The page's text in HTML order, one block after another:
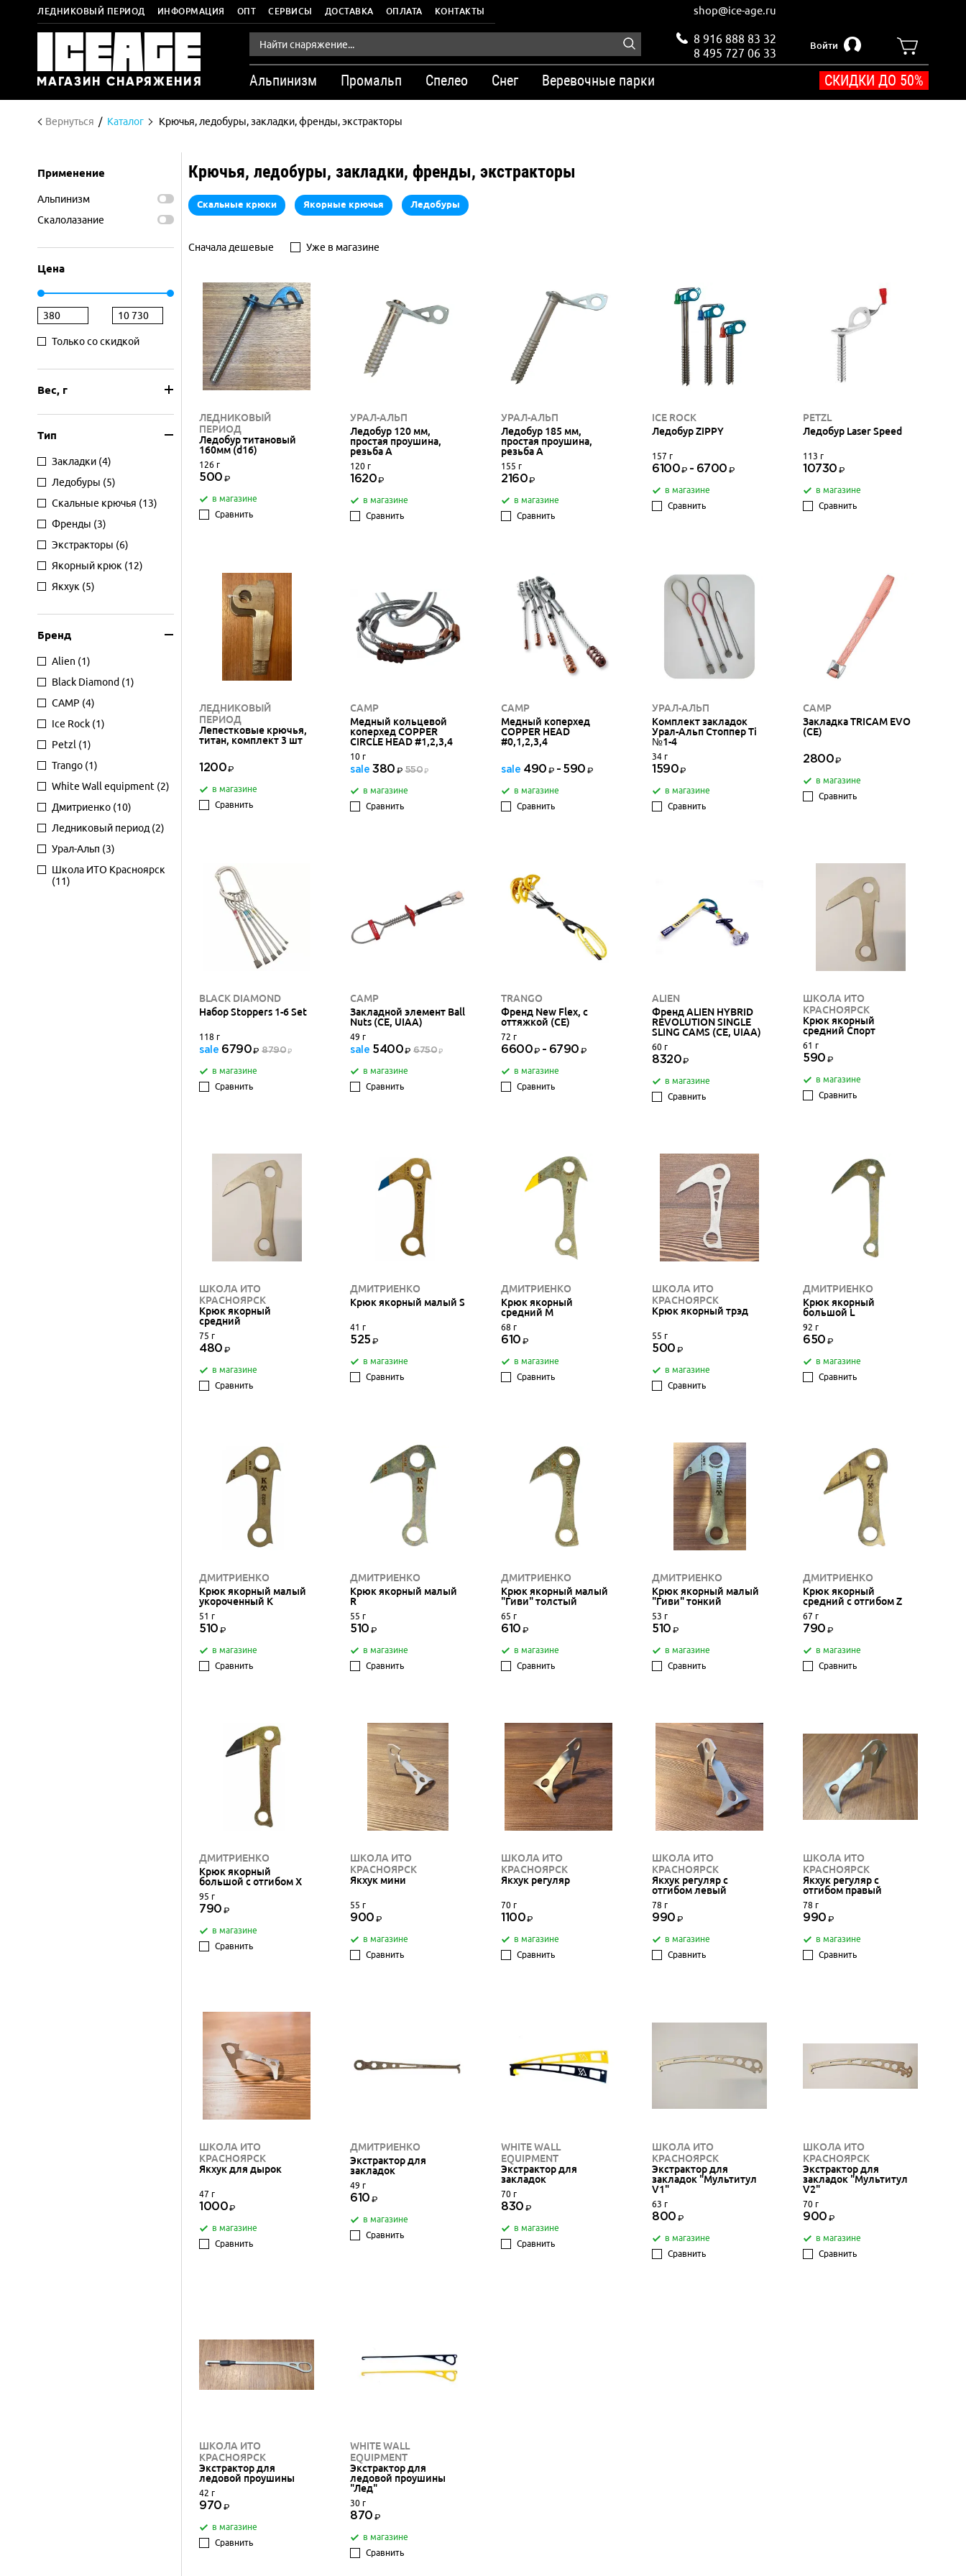
ЛЕДНИКОВЫЙ ПЕРИОД ИНФОРМАЦИЯ ОПТ СЕРВИСЫ ДОСТАВКА ОПЛАТА КОНТАКТЫ shop@ice-age.ru
8 916 888 83 32
8 495 727 06 33
Войти
Альпинизм Промальп Спелео Снег Веревочные парки СКИДКИ ДО 50%
Вернуться Каталог Крючья, ледобуры, закладки, френды, экстракторы
Крючья, ледобуры, закладки, френды, экстракторы
Скальные крюки Якорные крючья Ледобуры
Сначала дешевые Уже в магазине
ЛЕДНИКОВЫЙ
ПЕРИОД
Ледобур титановый
160мм (d16)
126 г
500
в магазине
Сравнить
УРАЛ-АЛЬП
Ледобур 120 мм,
простая проушина,
резьба А
120 г
1620
в магазине
Сравнить
УРАЛ-АЛЬП
Ледобур 185 мм,
простая проушина,
резьба А
155 г
2160
в магазине
Сравнить
ICE ROCK
Ледобур ZIPPY
157 г
6100 - 6700
в магазине
Сравнить
PETZL
Ледобур Laser Speed
113 г
10730
в магазине
Сравнить
ЛЕДНИКОВЫЙ
ПЕРИОД
Лепестковые крючья,
титан, комплект 3 шт
1200
в магазине
Сравнить
CAMP
Медный кольцевой
коперхед COPPER
CIRCLE HEAD #1,2,3,4
10 г
sale 380 550
в магазине
Сравнить
CAMP
Медный коперхед
COPPER HEAD
#0,1,2,3,4
sale 490 - 590
в магазине
Сравнить
УРАЛ-АЛЬП
Комплект закладок
Урал-Альп Стоппер Ti
№1-4
34 г
1590
в магазине
Сравнить
CAMP
Закладка TRICAM EVO
(СЕ)
2800
в магазине
Сравнить
BLACK DIAMOND
Набор Stoppers 1-6 Set
118 г
sale 6790 8790
в магазине
Сравнить
CAMP
Закладной элемент Ball
Nuts (CE, UIAA)
49 г
sale 5400 6750
в магазине
Сравнить
TRANGO
Френд New Flex, с
оттяжкой (CE)
72 г
6600 - 6790
в магазине
Сравнить
ALIEN
Френд ALIEN HYBRID
REVOLUTION SINGLE
SLING CAMS (CE, UIAA)
60 г
8320
в магазине
Сравнить
ШКОЛА ИТО
КРАСНОЯРСК
Крюк якорный
средний Спорт
61 г
590
в магазине
Сравнить
ШКОЛА ИТО
КРАСНОЯРСК
Крюк якорный
средний
75 г
480
в магазине
Сравнить
ДМИТРИЕНКО
Крюк якорный малый S
41 г
525
в магазине
Сравнить
ДМИТРИЕНКО
Крюк якорный
средний М
68 г
610
в магазине
Сравнить
ШКОЛА ИТО
КРАСНОЯРСК
Крюк якорный трэд
55 г
500
в магазине
Сравнить
ДМИТРИЕНКО
Крюк якорный
большой L
92 г
650
в магазине
Сравнить
ДМИТРИЕНКО
Крюк якорный малый
укороченный K
51 г
510
в магазине
Сравнить
ДМИТРИЕНКО
Крюк якорный малый
R
55 г
510
в магазине
Сравнить
ДМИТРИЕНКО
Крюк якорный малый
"Гиви" толстый
65 г
610
в магазине
Сравнить
ДМИТРИЕНКО
Крюк якорный малый
"Гиви" тонкий
53 г
510
в магазине
Сравнить
ДМИТРИЕНКО
Крюк якорный
средний с отгибом Z
67 г
790
в магазине
Сравнить
ДМИТРИЕНКО
Крюк якорный
большой с отгибом X
95 г
790
в магазине
Сравнить
ШКОЛА ИТО
КРАСНОЯРСК
Якхук мини
55 г
900
в магазине
Сравнить
ШКОЛА ИТО
КРАСНОЯРСК
Якхук регуляр
70 г
1100
в магазине
Сравнить
ШКОЛА ИТО
КРАСНОЯРСК
Якхук регуляр с
отгибом левый
78 г
990
в магазине
Сравнить
ШКОЛА ИТО
КРАСНОЯРСК
Якхук регуляр с
отгибом правый
78 г
990
в магазине
Сравнить
ШКОЛА ИТО
КРАСНОЯРСК
Якхук для дырок
47 г
1000
в магазине
Сравнить
ДМИТРИЕНКО
Экстрактор для
закладок
49 г
610
в магазине
Сравнить
WHITE WALL
EQUIPMENT
Экстрактор для
закладок
70 г
830
в магазине
Сравнить
ШКОЛА ИТО
КРАСНОЯРСК
Экстрактор для
закладок "Мультитул
V1"
63 г
800
в магазине
Сравнить
ШКОЛА ИТО
КРАСНОЯРСК
Экстрактор для
закладок "Мультитул
V2"
70 г
900
в магазине
Сравнить
ШКОЛА ИТО
КРАСНОЯРСК
Экстрактор для
ледовой проушины
42 г
970
в магазине
Сравнить
WHITE WALL
EQUIPMENT
Экстрактор для
ледовой проушины
"Лед"
30 г
870
в магазине
Сравнить
Применение
Альпинизм
Скалолазание
Цена
Только со скидкой
Вес, г
Тип
Закладки (4)
Ледобуры (5)
Скальные крючья (13)
Френды (3)
Экстракторы (6)
Якорный крюк (12)
Якхук (5)
Бренд
Alien (1)
Black Diamond (1)
CAMP (4)
Ice Rock (1)
Petzl (1)
Trango (1)
White Wall equipment (2)
Дмитриенко (10)
Ледниковый период (2)
Урал-Альп (3)
Школа ИТО Красноярск
(11)